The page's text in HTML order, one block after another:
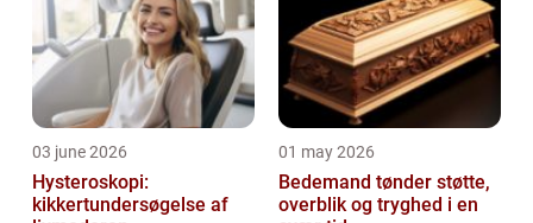
03 june 2026
Hysteroskopi:
kikkertundersøgelse af
01 may 2026
Bedemand tønder støtte,
overblik og tryghed i en